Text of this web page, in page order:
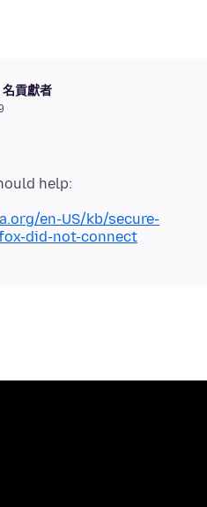
貢獻者
en-US/kb/secure-
did-not-connect